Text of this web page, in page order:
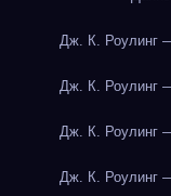
Дж. К. Роулинг
Дж. К. Роулинг
Дж. К. Роулинг
Дж. К. Роулинг